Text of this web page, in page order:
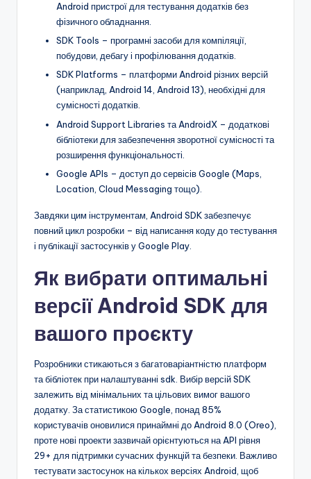
Android пристрої для тестування додатків без
фізичного обладнання.
SDK Tools – програмні засоби для компіляції,
побудови, дебагу і профілювання додатків.
SDK Platforms – платформи Android різних версій
(наприклад, Android 14, Android 13), необхідні для
сумісності додатків.
Android Support Libraries та AndroidX – додаткові
бібліотеки для забезпечення зворотної сумісності та
розширення функціональності.
Google APIs – доступ до сервісів Google (Maps,
Location, Cloud Messaging тощо).
Завдяки цим інструментам, Android SDK забезпечує
повний цикл розробки – від написання коду до тестування
і публікації застосунків у Google Play.
Як вибрати оптимальні
версії Android SDK для
вашого проєкту
Розробники стикаються з багатоваріантністю платформ
та бібліотек при налаштуванні sdk. Вибір версій SDK
залежить від мінімальних та цільових вимог вашого
додатку. За статистикою Google, понад 85%
користувачів оновилися принаймні до Android 8.0 (Oreo),
проте нові проекти зазвичай орієнтуються на API рівня
29+ для підтримки сучасних функцій та безпеки. Важливо
тестувати застосунок на кількох версіях Android, щоб